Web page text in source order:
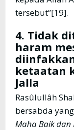
tersebut”[19].
4. Tidak
haram
ketaatan
Jalla
Rasûlullâh
bersabda
Maha Baik dan